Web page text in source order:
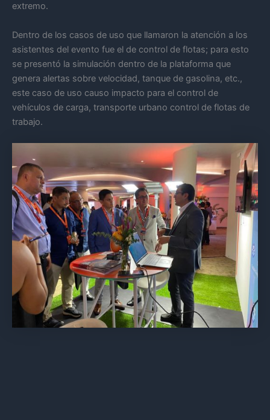
extremo.
Dentro de los casos de uso que llamaron la atención a los
asistentes del evento fue el de control de flotas; para esto
se presentó la simulación dentro de la plataforma que
genera alertas sobre velocidad, tanque de gasolina, etc.,
este caso de uso causo impacto para el control de
vehículos de carga, transporte urbano control de flotas de
trabajo.